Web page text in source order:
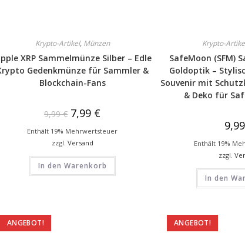
Krypto-Artikel, Münzen
XRP Sammelmünze Silber – Edle
Gedenkmünze für Sammler &
Blockchain-Fans
9,99€ 7,99 €
Enthält 19% Mehrwertsteuer
zzgl. Versand
In den Warenkorb
Krypto-
SafeMoon (SFM)
Goldoptik –
Souvenir mit
& Deko für
9,99
Enthält 19%
zzgl.
In den
ANGEBOT! ANGEBOT!